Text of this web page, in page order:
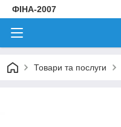
ФІНА-2007
Товари та послуги